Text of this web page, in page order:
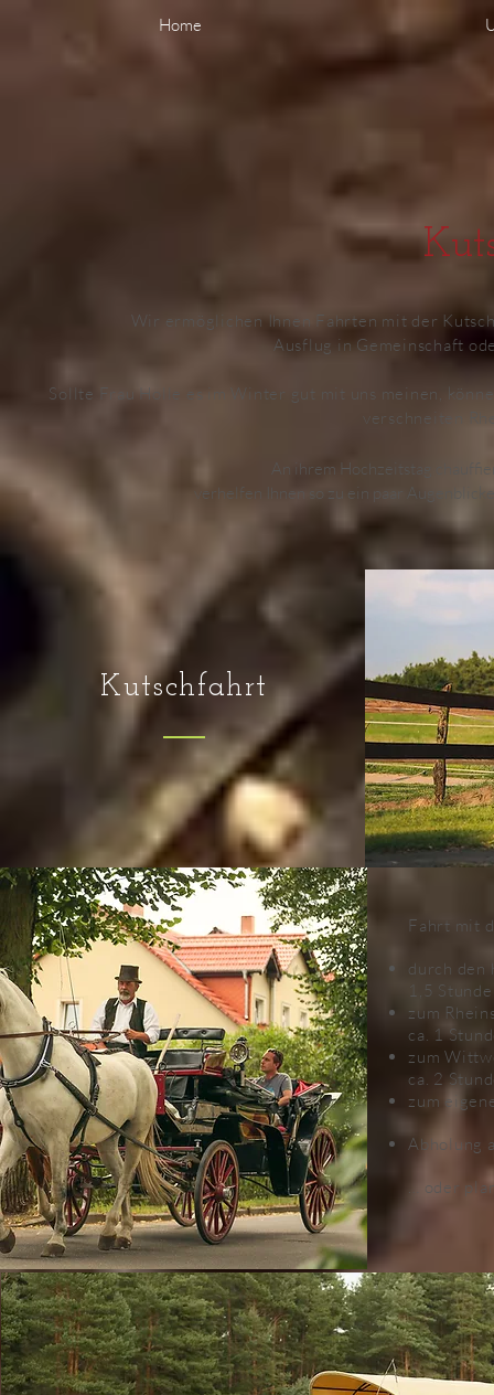
Home
Wir ermöglichen Ihnen Fahrten mit der
Ausflug in Gemeinschaft
Sollte Frau Holle es im Winter gut mit uns meinen,
verschneiten
An ihrem Hochzeitstag
verhelfen Ihnen so zu ein paar
Kutschfahrt
Fahrt mit
durch den
1,5
zum
ca. 1
zum
ca. 2
zum
Abholung
… oder